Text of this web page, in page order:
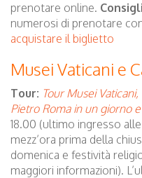
prenotare online.
numerosi di prenotare
acquistare il biglietto
Musei Vaticani e
Tour: Tour Musei
Pietro Roma in un giorno
18.00 (ultimo ingresso
mezz’ora prima della
domenica e festività
maggiori informazioni).